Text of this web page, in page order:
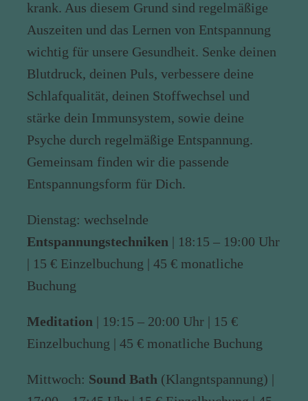
krank. Aus diesem Grund sind regelmäßige
Auszeiten und das Lernen von Entspannung
wichtig für unsere Gesundheit. Senke deinen
Blutdruck, deinen Puls, verbessere deine
Schlafqualität, deinen Stoffwechsel und
stärke dein Immunsystem, sowie deine
Psyche durch regelmäßige Entspannung.
Gemeinsam finden wir die passende
Entspannungsform für Dich.
Dienstag: wechselnde
Entspannungstechniken | 18:15 – 19:00 Uhr
| 15 € Einzelbuchung | 45 € monatliche
Buchung
Meditation | 19:15 – 20:00 Uhr | 15 €
Einzelbuchung | 45 € monatliche Buchung
Mittwoch: Sound Bath (Klangntspannung) |